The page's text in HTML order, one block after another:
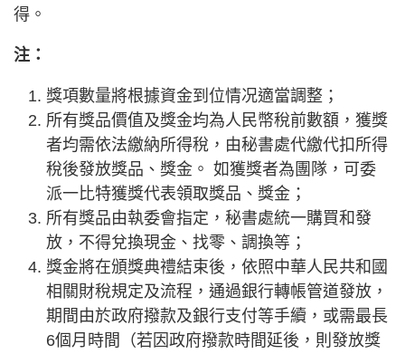
得。
注：
獎項數量將根據資金到位情况適當調整；
所有獎品價值及獎金均為人民幣稅前數額，獲獎
者均需依法繳納所得稅，由秘書處代繳代扣所得
稅後發放獎品、獎金。 如獲獎者為團隊，可委
派一比特獲獎代表領取獎品、獎金；
所有獎品由執委會指定，秘書處統一購買和發
放，不得兌換現金、找零、調換等；
獎金將在頒獎典禮結束後，依照中華人民共和國
相關財稅規定及流程，通過銀行轉帳管道發放，
期間由於政府撥款及銀行支付等手續，或需最長
6個月時間（若因政府撥款時間延後，則發放獎